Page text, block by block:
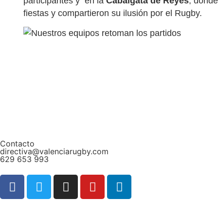
fiestas y compartieron su ilusión por el Rugby.
Contacto
directiva@valenciarugby.com
629 653 993